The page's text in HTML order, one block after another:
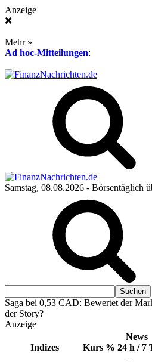
Anzeige
❌
Mehr »
Ad hoc-Mitteilungen:
Samstag, 08.08.2026 - Börsentäglich
Saga bei 0,53 CAD: Bewertet der
der Story?
Anzeige
Indizes Kurs %
News
24 h / 7